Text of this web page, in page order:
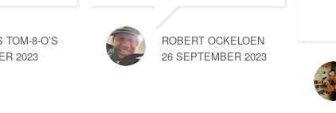
TOM-8-O’S
2023
ROBERT OCKELOEN
26 SEPTEMBER 2023